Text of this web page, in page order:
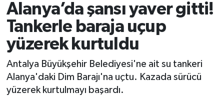
Alanya’da şansı yaver gitti!
Tankerle baraja uçup
yüzerek kurtuldu
Antalya Büyükşehir Belediyesi'ne ait su tankeri
Alanya'daki Dim Barajı'na uçtu. Kazada sürücü
yüzerek kurtulmayı başardı.
Spor
Ekonomi
Gazipaşa
Tüm Manşetler
Son Dakika Haberleri
Haber Arşivi